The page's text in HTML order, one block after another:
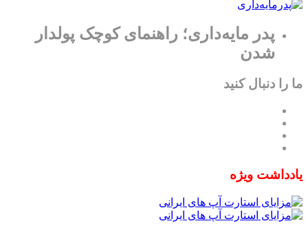
پدر مایه‌داری؛ راهنمای کوچک پولدار
شدن
ما را دنبال کنید
یادداشت ویژه